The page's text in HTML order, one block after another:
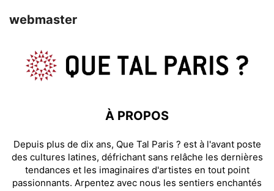
webmaster
À PROPOS
Depuis plus de dix ans, Que Tal Paris ? est à l'avant poste
des cultures latines, défrichant sans relâche les dernières
tendances et les imaginaires d'artistes en tout point
passionnants. Arpentez avec nous les sentiers enchantés